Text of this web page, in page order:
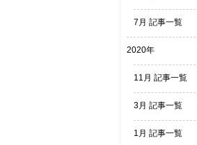
7月 記事一覧
2020年
11月 記事一覧
3月 記事一覧
1月 記事一覧